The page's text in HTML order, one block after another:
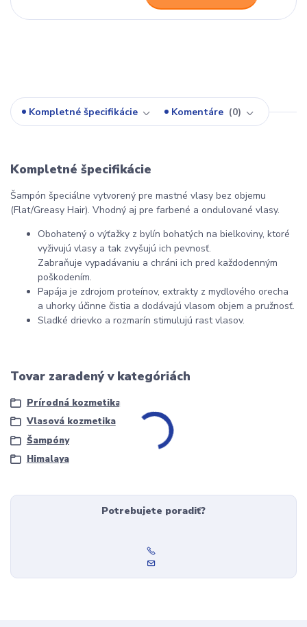
Kompletné špecifikácie Komentáre 0
Kompletné špecifikácie
Šampón špeciálne vytvorený pre mastné vlasy bez objemu
(Flat/Greasy Hair). Vhodný aj pre farbené a ondulované vlasy.
Obohatený o výťažky z bylín bohatých na bielkoviny, ktoré
vyživujú vlasy a tak zvyšujú ich pevnosť.
Zabraňuje vypadávaniu a chráni ich pred každodenným
poškodením.
Papája je zdrojom proteínov, extrakty z mydlového orecha
a uhorky účinne čistia a dodávajú vlasom objem a pružnosť.
Sladké drievko a rozmarín stimulujú rast vlasov.
Tovar zaradený v kategóriách
Prírodná kozmetika
Vlasová kozmetika
Šampóny
Himalaya
Potrebujete poradiť?